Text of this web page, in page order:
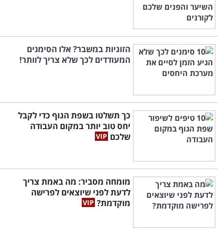
הזוגיות במשבר? אלו הסימנים
המעודדים לכך שלא צריך לוותר!
כך תשלטו בשפת הגוף כדי לקבל
יחס טוב יותר במקום העבודה
שלכם
מומחה מסביר: מה באמת צריך
לדעת לפני שיוצאים לפרישה
מוקדמת?